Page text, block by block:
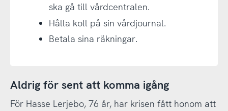
ska gå till vårdcentralen.
Hålla koll på sin vårdjournal.
Betala sina räkningar.
Aldrig för sent att komma igång
För Hasse Lerjebo, 76 år, har krisen fått honom att